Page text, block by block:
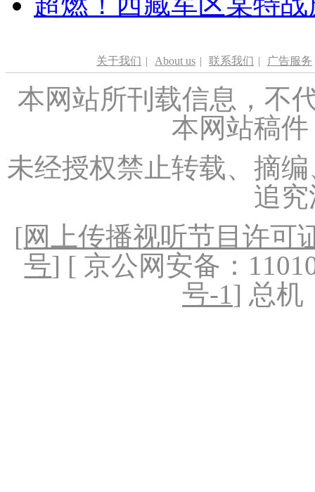
关于我们 | About us | 联系我们 | 广告服务
本网站所刊载信息，不
本网站稿
未经授权禁止转载、摘
追
[网上传播视听节目许可
号] [ 京公网安备：
号-1] 总机